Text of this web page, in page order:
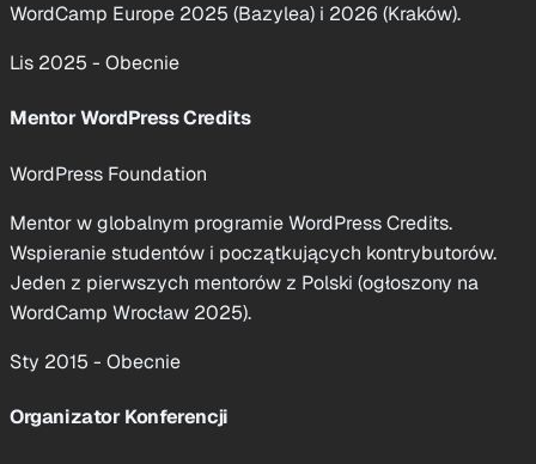
WordCamp Europe 2025 (Bazylea) i 2026 (Kraków).
Lis 2025 - Obecnie
Mentor WordPress Credits
WordPress Foundation
Mentor w globalnym programie WordPress Credits.
Wspieranie studentów i początkujących kontrybutorów.
Jeden z pierwszych mentorów z Polski (ogłoszony na
WordCamp Wrocław 2025).
Sty 2015 - Obecnie
Organizator Konferencji